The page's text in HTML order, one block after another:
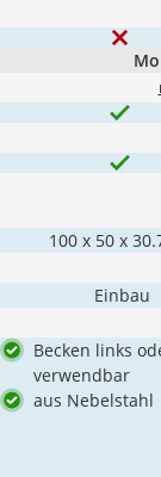
‎100 x 50 x
Einbau
Becken links
verwendbar
aus Nebelstahl